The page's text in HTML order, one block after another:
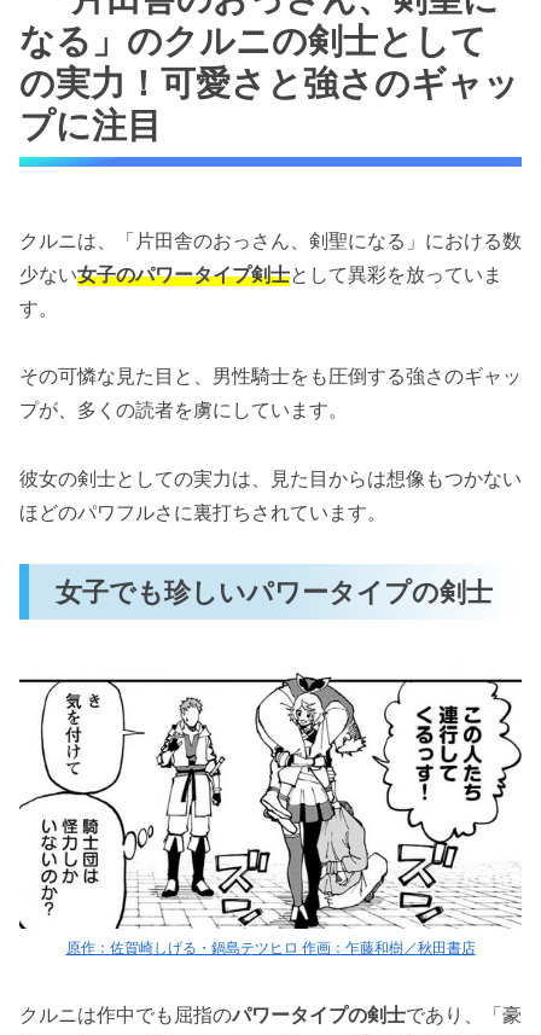
なる」のクルニの剣士として
の実力！可愛さと強さのギャッ
プに注目
クルニは、「片田舎のおっさん、剣聖になる」における数
少ない女子のパワータイプ剣士として異彩を放っていま
す。
その可憐な見た目と、男性騎士をも圧倒する強さのギャッ
プが、多くの読者を虜にしています。
彼女の剣士としての実力は、見た目からは想像もつかない
ほどのパワフルさに裏打ちされています。
女子でも珍しいパワータイプの剣士
原作：佐賀崎しげる・鍋島テツヒロ 作画：乍藤和樹／秋田書店
クルニは作中でも屈指のパワータイプの剣士であり、「豪